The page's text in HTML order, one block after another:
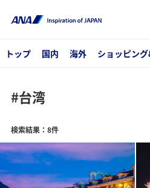
トップ 国内 海外 ショッピン
#台湾
検索結果：8件